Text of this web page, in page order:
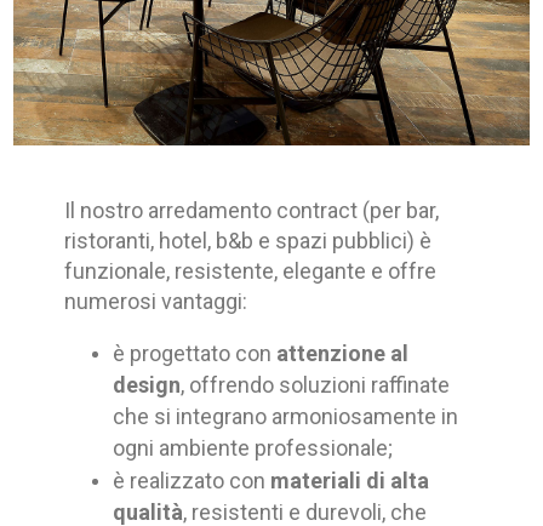
Il nostro arredamento contract (per bar,
ristoranti, hotel, b&b e spazi pubblici) è
funzionale, resistente, elegante e offre
numerosi vantaggi:
è progettato con attenzione al
design, offrendo soluzioni raffinate
che si integrano armoniosamente in
ogni ambiente professionale;
è realizzato con materiali di alta
qualità, resistenti e durevoli, che